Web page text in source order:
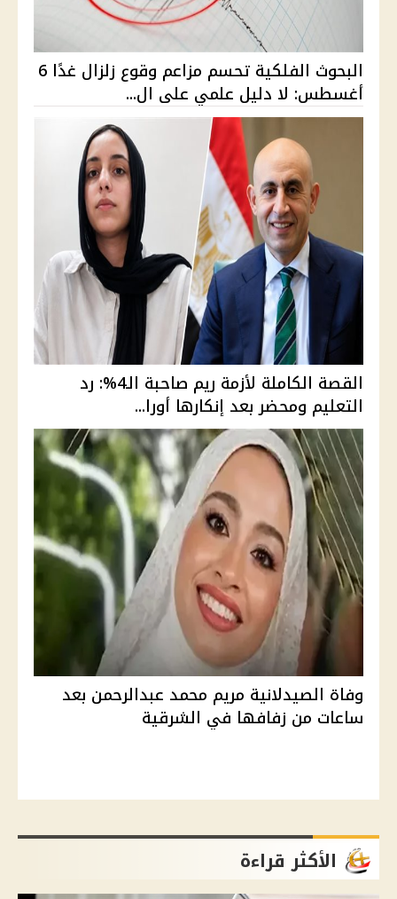
البحوث الفلكية تحسم مزاعم وقوع زلزال غدًا 6
أغسطس: لا دليل علمي على ال...
القصة الكاملة لأزمة ريم صاحبة الـ4%: رد
التعليم ومحضر بعد إنكارها أورا...
وفاة الصيدلانية مريم محمد عبدالرحمن بعد
ساعات من زفافها في الشرقية
الأكثر قراءة